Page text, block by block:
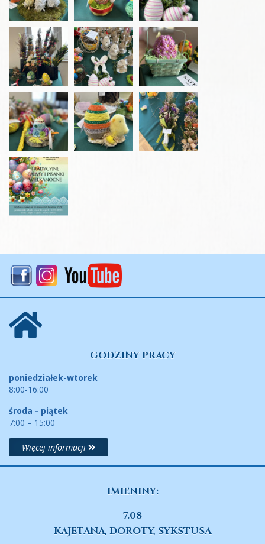
GODZINY PRACY
poniedziałek-wtorek
8:00-16:00
środa - piątek
7:00 – 15:00
Więcej informacji
IMIENINY:
7.08
KAJETANA, DOROTY, SYKSTUSA